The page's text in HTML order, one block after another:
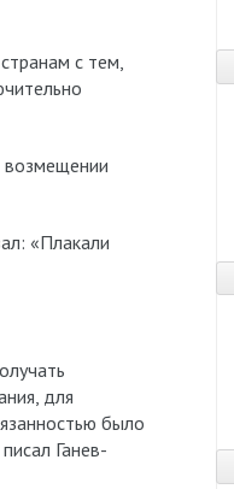
с тем,
возмещении
«Плакали
для
было
Ганев-